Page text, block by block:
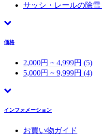
サッシ・レールの除雪
価格
2,000円 ~ 4,999円 (5)
5,000円 ~ 9,999円 (4)
インフォメーション
お買い物ガイド